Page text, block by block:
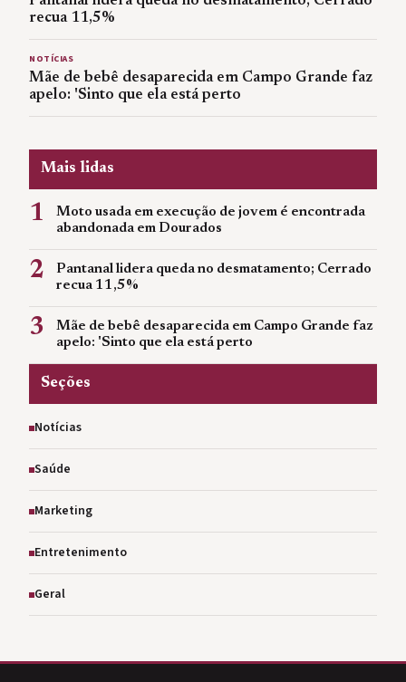
recua 11,5%
NOTÍCIAS
Mãe de bebê desaparecida em Campo Grande faz
apelo: 'Sinto que ela está perto
Mais lidas
1
Moto usada em execução de jovem é encontrada
abandonada em Dourados
2
Pantanal lidera queda no desmatamento; Cerrado
recua 11,5%
3
Mãe de bebê desaparecida em Campo Grande faz
apelo: 'Sinto que ela está perto
Seções
Notícias
Saúde
Marketing
Entretenimento
Geral